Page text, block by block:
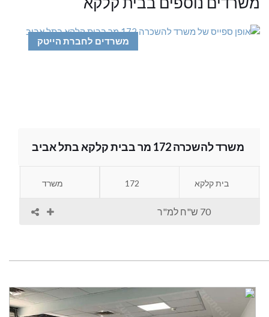
משרדים לחברת הייטק
משרד להשכרה 172 מר בבית קלקא בתל אביב
בית קלקא 172 משרד
70 ש"ח למ"ר